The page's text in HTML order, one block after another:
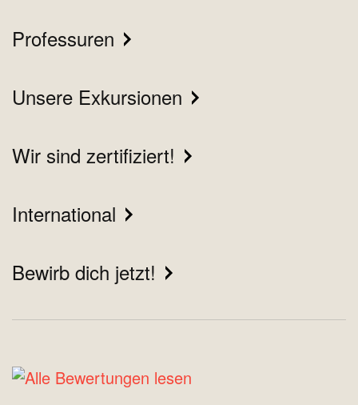
Professuren
Unsere Exkursionen
Wir sind zertifiziert!
International
Bewirb dich jetzt!